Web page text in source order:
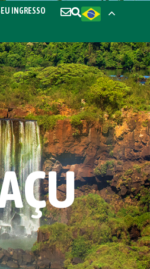
INGRESSO